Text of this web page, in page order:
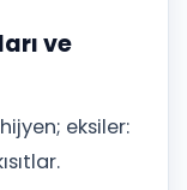
ve
eksiler: